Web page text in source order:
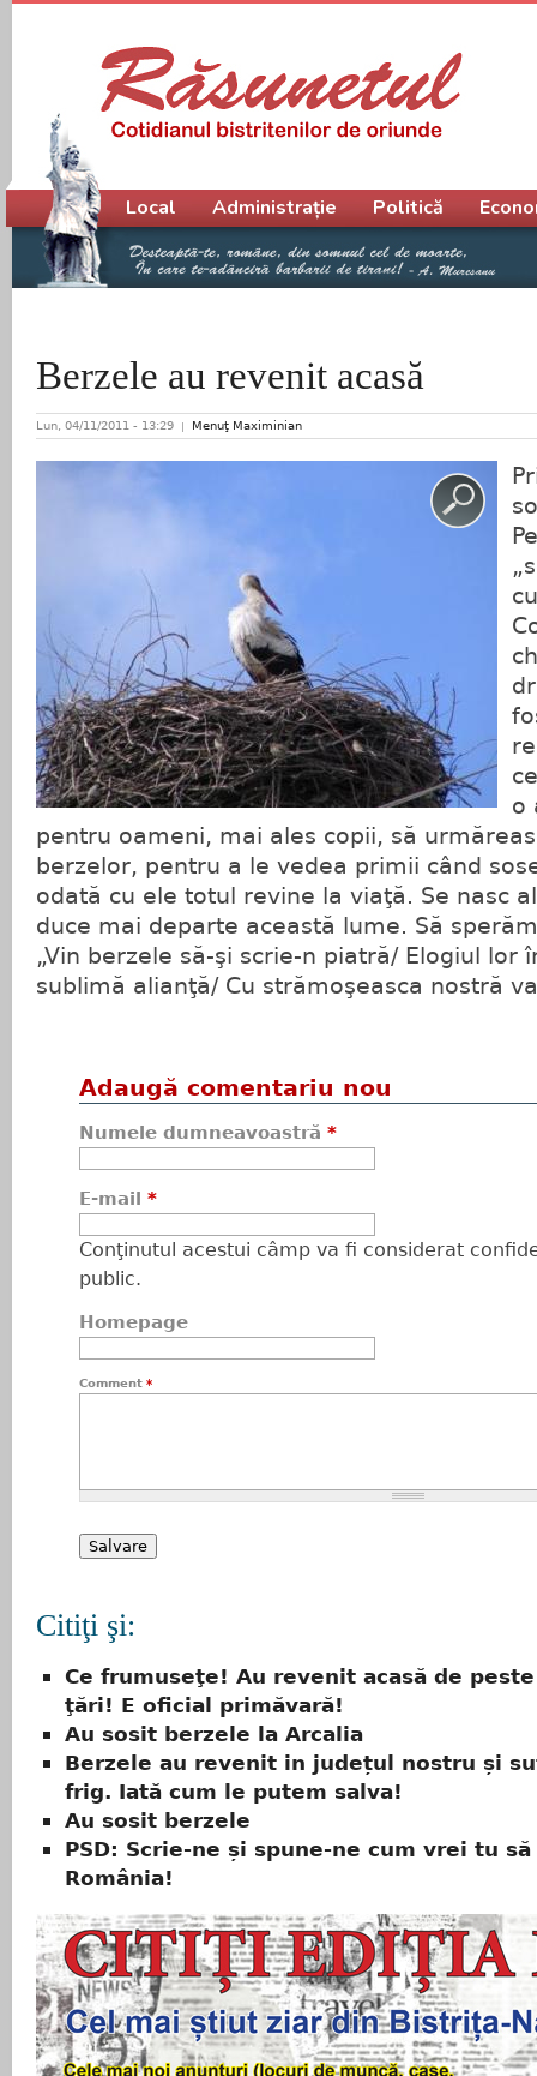
Berzele au revenit acasă
Lun, 04/11/2011 - 13:29 Menuţ Maximinian
o
pentru oameni, mai ales copii, să
berzelor, pentru a le vedea primii când
odată cu ele totul revine la viaţă. Se nasc
duce mai departe această lume. Să
„Vin berzele să-şi scrie-n piatră/ Elogiul lor
sublimă alianţă/ Cu strămoşeasca nostră
Adaugă comentariu nou
Numele dumneavoastră *
E-mail *
Conţinutul acestui câmp va fi considerat
public.
Homepage
Comment *
Citiţi şi:
Ce frumuseţe! Au revenit acasă de
ţări! E oficial primăvară!
Au sosit berzele la Arcalia
Berzele au revenit in județul nostru și
frig. Iată cum le putem salva!
Au sosit berzele
PSD: Scrie-ne și spune-ne cum vrei tu
România!
Meniu principal
Local Administrație Politică